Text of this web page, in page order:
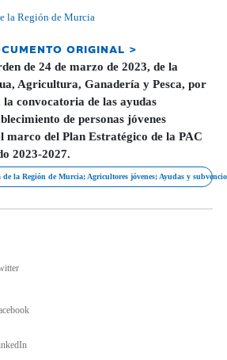
la Región de Murcia
ORIGINAL >
de 24 de marzo de 2023, de la
Agricultura, Ganadería y Pesca, por
la convocatoria de las ayudas
de personas jóvenes
marco del Plan Estratégico de la PAC
2023-2027.
la Región de Murcia; Agricultores jóvenes; Ayudas y